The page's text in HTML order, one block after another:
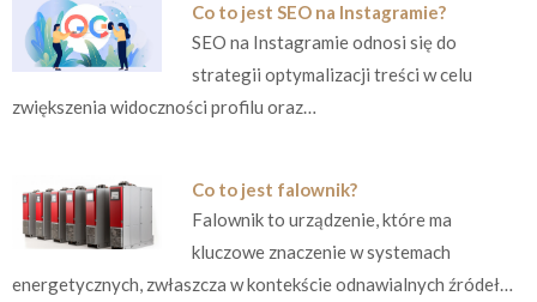
Co to jest SEO na Instagramie?
SEO na Instagramie odnosi się do
strategii optymalizacji treści w celu
zwiększenia widoczności profilu oraz…
Co to jest falownik?
Falownik to urządzenie, które ma
kluczowe znaczenie w systemach
energetycznych, zwłaszcza w kontekście odnawialnych źródeł…